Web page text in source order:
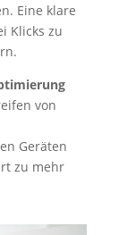
Eine klare
Klicks zu
von
Geräten
zu mehr